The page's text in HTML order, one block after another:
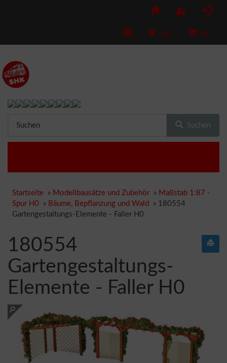
( 0 ) ( 0 )
Suchen
Startseite » Modellbausätze und Zubehör » Maßstab 1:87 -
Spur H0 » Bäume, Bepflanzung und Wald » 180554
Gartengestaltungs-Elemente - Faller H0
180554
Gartengestaltungs-
Elemente - Faller H0